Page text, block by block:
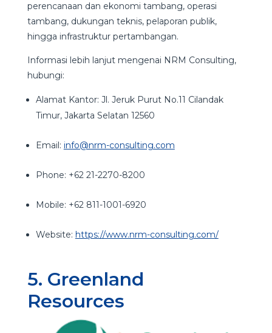
perencanaan dan ekonomi tambang, operasi
tambang, dukungan teknis, pelaporan publik,
hingga infrastruktur pertambangan.
Informasi lebih lanjut mengenai NRM Consulting,
hubungi:
Alamat Kantor: Jl. Jeruk Purut No.11 Cilandak
Timur, Jakarta Selatan 12560
Email: info@nrm-consulting.com
Phone: +62 21-2270-8200
Mobile: +62 811-1001-6920
Website: https://www.nrm-consulting.com/
5. Greenland
Resources